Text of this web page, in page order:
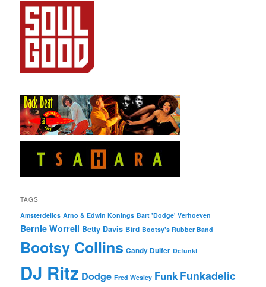
TAGS
Amsterdelics Arno & Edwin Konings Bart 'Dodge' Verhoeven
Bernie Worrell Betty Davis Bird Bootsy's Rubber Band
Bootsy Collins Candy Dulfer Defunkt
DJ Ritz Dodge Fred Wesley Funk Funkadelic